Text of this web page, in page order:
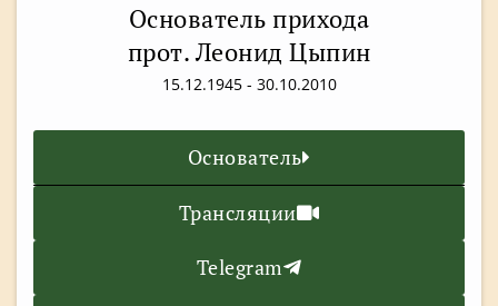
Основатель прихода
прот. Леонид Цыпин
15.12.1945 - 30.10.2010
Основатель
Трансляции
Telegram